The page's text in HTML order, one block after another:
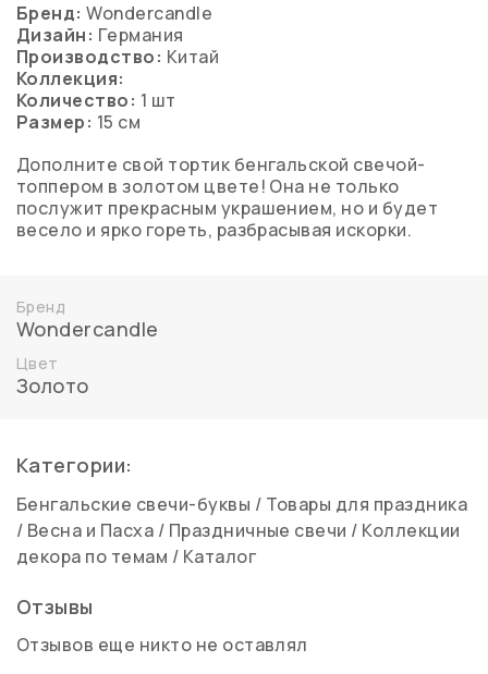
Бренд: Wondercandle
Дизайн: Германия
Производство: Китай
Коллекция:
Количество: 1 шт
Размер: 15 см
Дополните свой тортик бенгальской свечой-
топпером в золотом цвете! Она не только
послужит прекрасным украшением, но и будет
весело и ярко гореть, разбрасывая искорки.
Бренд
Wondercandle
Цвет
Золото
Категории:
Бенгальские свечи-буквы / Товары для праздника
/ Весна и Пасха / Праздничные свечи / Коллекции
декора по темам / Каталог
Отзывы
Отзывов еще никто не оставлял